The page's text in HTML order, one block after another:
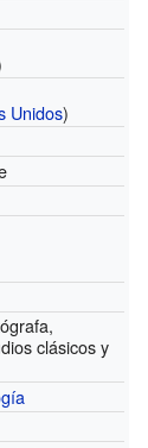
Unidos)
clásicos y